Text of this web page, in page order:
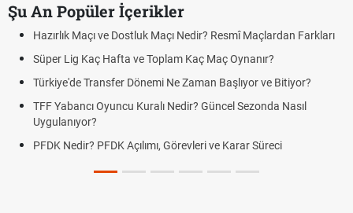
Şu An Popüler İçerikler
Hazırlık Maçı ve Dostluk Maçı Nedir? Resmî Maçlardan Farkları
Süper Lig Kaç Hafta ve Toplam Kaç Maç Oynanır?
Türkiye'de Transfer Dönemi Ne Zaman Başlıyor ve Bitiyor?
TFF Yabancı Oyuncu Kuralı Nedir? Güncel Sezonda Nasıl
Uygulanıyor?
PFDK Nedir? PFDK Açılımı, Görevleri ve Karar Süreci